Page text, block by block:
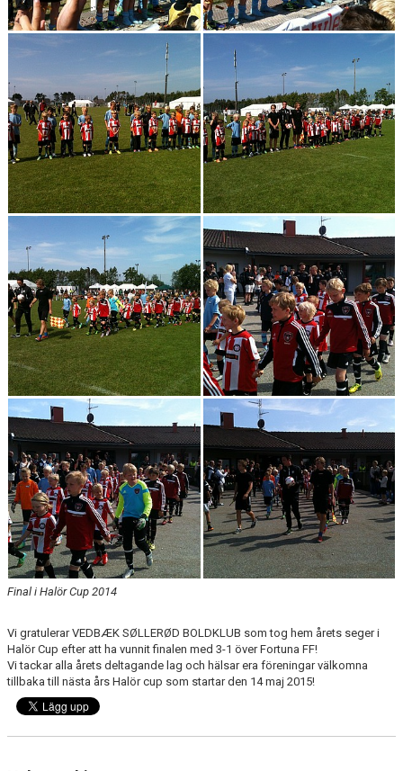
FÖR BESÖKARE
WEBSHOP
Final i Halör Cup 2014
Vi gratulerar VEDBÆK SØLLERØD BOLDKLUB som tog hem årets seger i
Halör Cup efter att ha vunnit finalen med 3-1 över Fortuna FF!
Vi tackar alla årets deltagande lag och hälsar era föreningar välkomna
tillbaka till nästa års Halör cup som startar den 14 maj 2015!